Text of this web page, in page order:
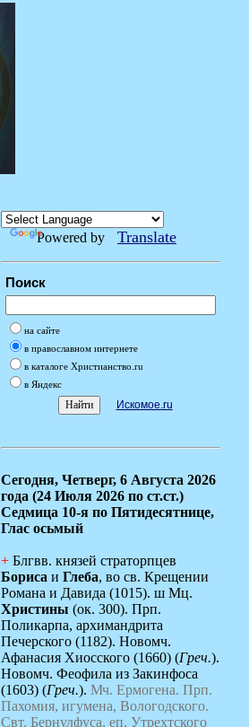
Powered by Translate
Поиск
на сайте
в православном интернете
в каталоге Христианство.ru
в Яндекс
Искомое.ru
Сегодня, Четверг, 6 Августа 2026
года (24 Июля 2026 по ст.ст.)
Седмица 10-я по Пятидесятнице,
Глас осьмый
+ Блгвв. князей страторпцев
Бориса и Глеба, во св. Крещении
Романа и Давида (1015). ш Мц.
Христины (ок. 300). Прп.
Поликарпа, архимандрита
Печерского (1182). Новомч.
Афанасия Хиосского (1660) (Греч.).
Новомч. Феофила из Закинфоса
(1603) (Греч.). Мч. Ермогена. Прп.
Пахомия, игумена, Вологодского.
Свт. Бернулфуса, еп. Утрехтского